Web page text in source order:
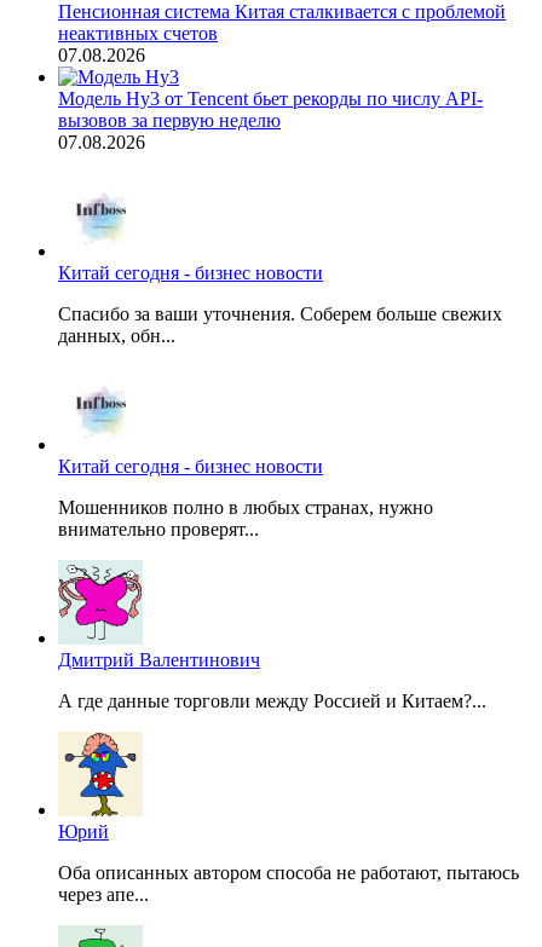
Пенсионная система Китая сталкивается с проблемой
неактивных счетов
07.08.2026
Модель Hy3 от Tencent бьет рекорды по числу API-
вызовов за первую неделю
07.08.2026
Китай сегодня - бизнес новости
Спасибо за ваши уточнения. Соберем больше свежих
данных, обн...
Китай сегодня - бизнес новости
Мошенников полно в любых странах, нужно
внимательно проверят...
Дмитрий Валентинович
А где данные торговли между Россией и Китаем?...
Юрий
Оба описанных автором способа не работают, пытаюсь
через апе...